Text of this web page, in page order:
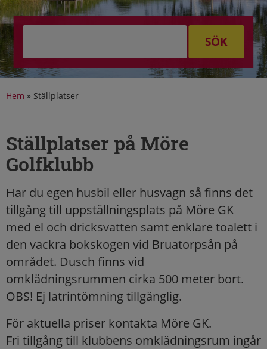
SÖK
Hem » Ställplatser
Ställplatser på Möre
Golfklubb
Har du egen husbil eller husvagn så finns det
tillgång till uppställningsplats på Möre GK
med el och dricksvatten samt enklare toalett i
den vackra bokskogen vid Bruatorpsån på
området. Dusch finns vid
omklädningsrummen cirka 500 meter bort.
OBS! Ej latrintömning tillgänglig.
För aktuella priser kontakta Möre GK.
Fri tillgång till klubbens omklädningsrum ingår